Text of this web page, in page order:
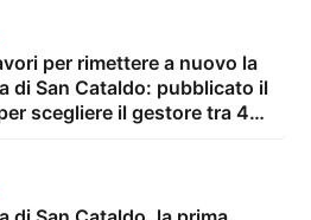
per rimettere a nuovo la
di San Cataldo: pubblicato il
scegliere il gestore tra 4